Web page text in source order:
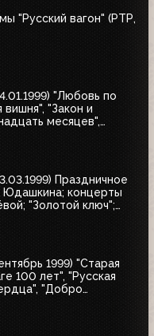
"Русский вагон" (РТР,
"Любовь по
вишня", "Закон и
месяцев",
в Лос-Анджелесе"
Праздничное
Юдашкина; концерты
"Золотой ключ";
1999) "Старая
100 лет", "Русская
"Добро